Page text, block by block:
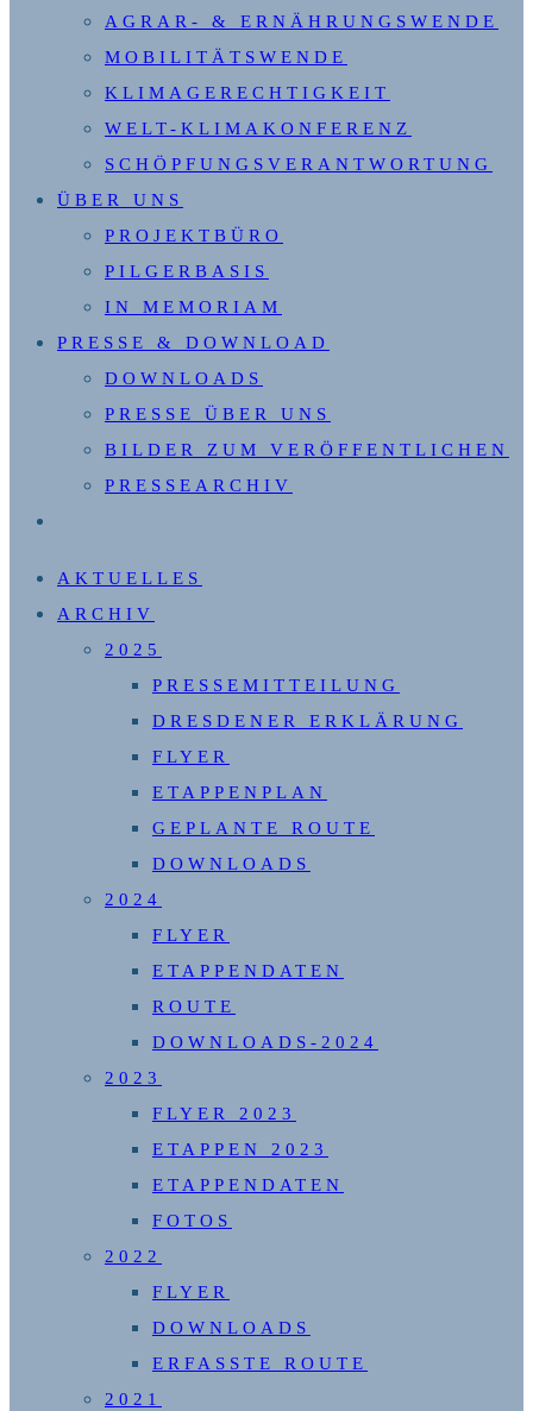
AGRAR- & ERNÄHRUNGSWENDE
MOBILITÄTSWENDE
KLIMAGERECHTIGKEIT
WELT-KLIMAKONFERENZ
SCHÖPFUNGSVERANTWORTUNG
ÜBER UNS
PROJEKTBÜRO
PILGERBASIS
IN MEMORIAM
PRESSE & DOWNLOAD
DOWNLOADS
PRESSE ÜBER UNS
BILDER ZUM VERÖFFENTLICHEN
PRESSEARCHIV
UMSCHALTEN
AKTUELLES
ARCHIV
2025
PRESSEMITTEILUNG
DRESDENER ERKLÄRUNG
FLYER
ETAPPENPLAN
GEPLANTE ROUTE
DOWNLOADS
2024
FLYER
ETAPPENDATEN
ROUTE
DOWNLOADS-2024
2023
FLYER 2023
ETAPPEN 2023
ETAPPENDATEN
FOTOS
2022
FLYER
DOWNLOADS
ERFASSTE ROUTE
2021